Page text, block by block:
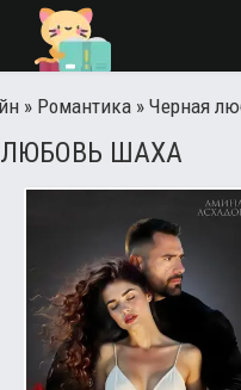
» Романтика » Черная
ШАХА